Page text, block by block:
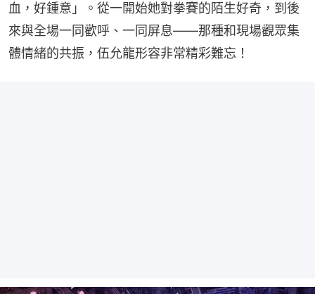
血，好鍾意」。從一開始她對拳賽的陌生好奇，到後
來與全場一同歡呼、一同屏息——那種和現場觀眾集
體情緒的共振，伍允龍形容非常精彩難忘！